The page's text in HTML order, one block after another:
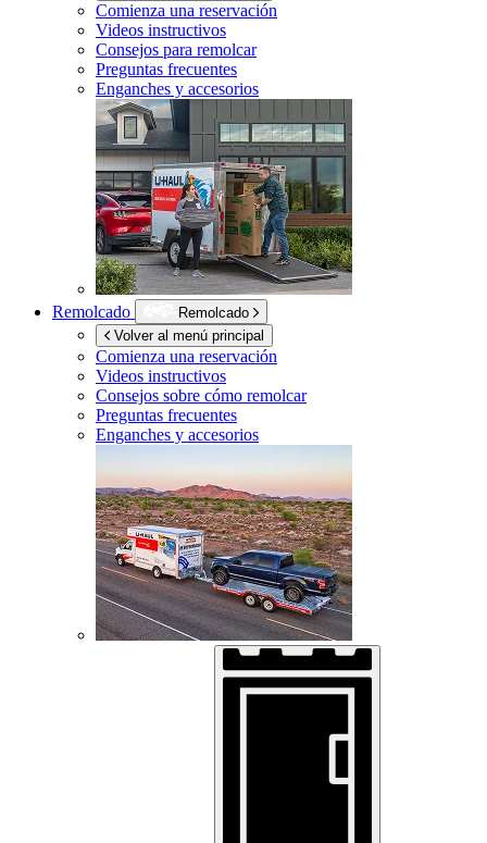
Comienza una reservación
Videos instructivos
Consejos para remolcar
Preguntas frecuentes
Enganches y accesorios
Remolcado
Remolcado
Volver al menú principal
Comienza una reservación
Videos instructivos
Consejos sobre cómo remolcar
Preguntas frecuentes
Enganches y accesorios